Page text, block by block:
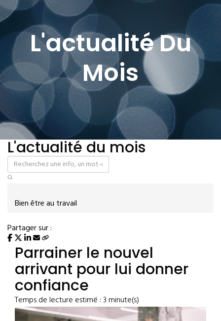
L'actualité Du
Mois
L'actualité du mois
Bien être au travail
Partager sur :
Parrainer le nouvel
arrivant pour lui donner
confiance
Temps de lecture estimé : 3 minute(s)